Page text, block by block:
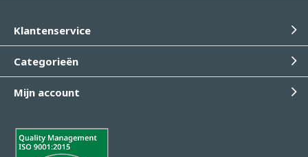
Klantenservice
Categorieën
Mijn account